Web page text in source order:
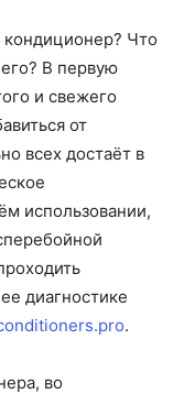
Что
В первую
и свежего
от
всех достаёт в
использовании,
диагностике
.
во